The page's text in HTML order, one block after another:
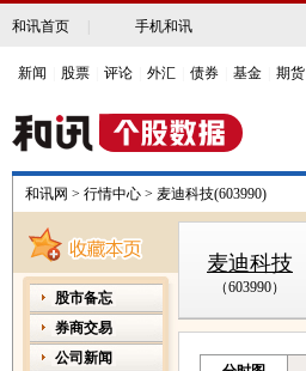
和讯首页 手机和讯
新闻 股票 评论 外汇 债券 基金 期货
和讯网 > 行情中心 > 麦迪科技(603990)
股市备忘
券商交易
公司新闻
麦迪科技
（603990）